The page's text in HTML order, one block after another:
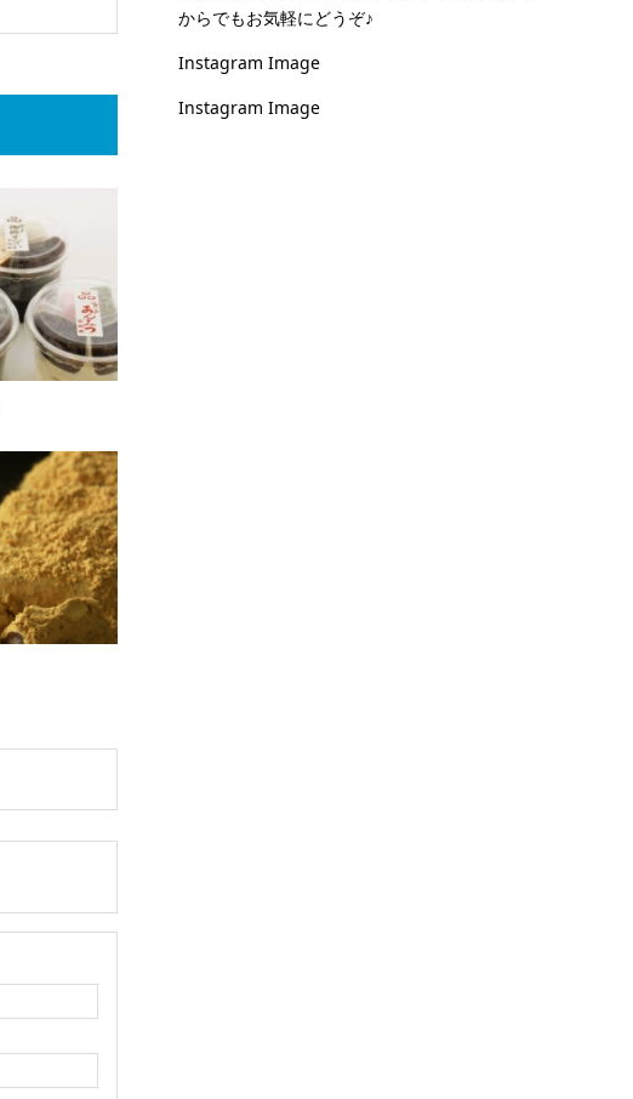
からでもお気軽にどうぞ♪
Instagram Image
Instagram Image